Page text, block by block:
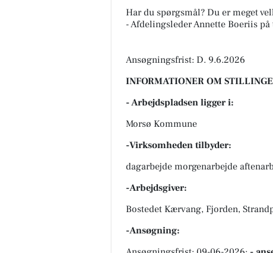
Har du spørgsmål? Du er meget
- Afdelingsleder Annette Boeriis
Ansøgningsfrist: D. 9.6.2026
INFORMATIONER OM
- Arbejdspladsen ligger i:
Morsø Kommune
-Virksomheden tilbyder:
dagarbejde morgenarbejde
-Arbejdsgiver:
Bostedet Kærvang, Fjorden,
-Ansøgning: